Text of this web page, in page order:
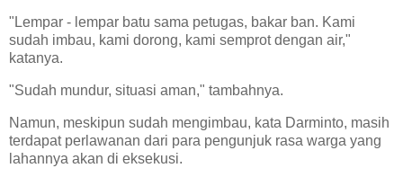
"Lempar - lempar batu sama petugas, bakar ban. Kami
sudah imbau, kami dorong, kami semprot dengan air,"
katanya.
"Sudah mundur, situasi aman," tambahnya.
Namun, meskipun sudah mengimbau, kata Darminto, masih
terdapat perlawanan dari para pengunjuk rasa warga yang
lahannya akan di eksekusi.